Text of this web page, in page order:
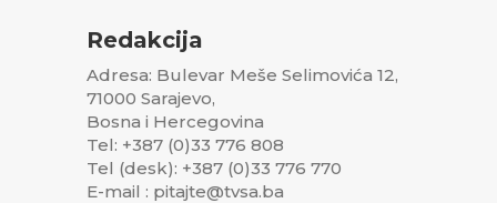
Redakcija
Adresa: Bulevar Meše Selimovića 12,
71000 Sarajevo,
Bosna i Hercegovina
Tel: +387 (0)33 776 808
Tel (desk): +387 (0)33 776 770
E-mail : pitajte@tvsa.ba